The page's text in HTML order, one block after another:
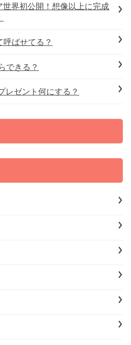
世界初公開！想像以上に完成
ばせてる？
できる？
レゼント何にする？